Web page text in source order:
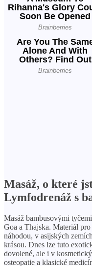
Masáž, o které
Lymfodrenáž s
Masáž bambusovými
Goa a Thajska. Materiál
náhodou, v asijských
krásou. Dnes lze tuto
dovolené, ale i v
osteopatie a klasické